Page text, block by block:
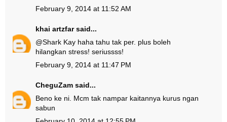
February 9, 2014 at 11:52 AM
khai artzfarsaid...
@Shark Kay haha tahu tak per. plus boleh
hilangkan stress! seriussss!
February 9, 2014 at 11:47 PM
CheguZam said...
Beno ke ni. Mcm tak nampar kaitannya kurus ngan
sabun